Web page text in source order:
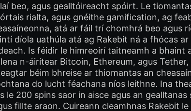
beo, agus gealltóireacht spóirt. Le
rialta, agus gnéithe gamification, ag
atá ar fáil trí chomhrá beo agus
díola uathúla atá ag Rakebit ná a fhócas
Is féidir le himreoirí taitneamh a bhaint
n-áirítear Bitcoin, Ethereum, agus
béim bhreise ar thiomantas an
do lucht féachana níos leithne. Ina
200 spins saor in aisce agus an
fillte araon. Cuireann cleamhnas Rakebit le